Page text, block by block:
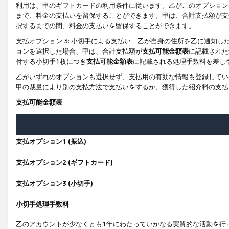
利用は、甲のギフトカードの利用条件に従います。乙がこのオプショ
まで、料金の支払いを留保することができます。甲は、合計支払額が
択するまでの間、料金の支払いを留保することができます。
支払オプション 3: 小切手による支払い 乙が自身の住所を乙に通知し
ョンを選択した場合、甲は、合計支払額が支払可能金額表に記載され
付する小切手1枚につき支払可能金額表に記載される処理手数料を差し
乙がいずれのオプションも選択せず、支払用の有効な情報も登録して
甲の裁量により別の支払方法で支払いをするか、獲得した紹介料の支
支払可能金額表
支払オプション1 (振込)
支払オプション2 (ギフトカード)
支払オプション3 (小切手)
小切手処理手数料
乙のアカウントが少なくとも1年にわたっていかなる実質的な活動を